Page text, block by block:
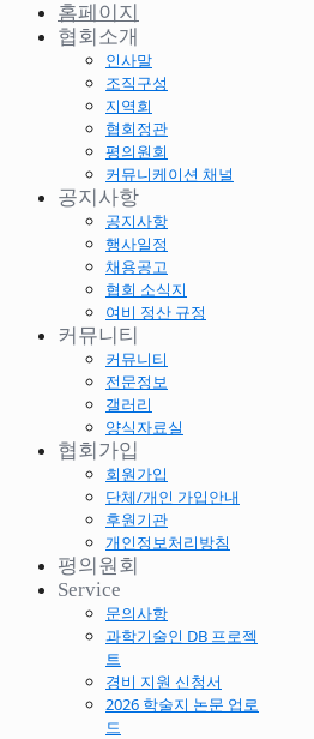
홈페이지
협회소개
인사말
조직구성
지역회
협회정관
평의원회
커뮤니케이션 채널
공지사항
공지사항
행사일정
채용공고
협회 소식지
여비 정산 규정
커뮤니티
커뮤니티
전문정보
갤러리
양식자료실
협회가입
회원가입
단체/개인 가입안내
후원기관
개인정보처리방침
평의원회
Service
문의사항
과학기술인 DB 프로젝
트
경비 지원 신청서
2026 학술지 논문 업로
드